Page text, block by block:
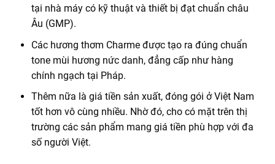
tại nhà máy có kỹ thuật và thiết bị đạt chuẩn châu
Âu (GMP).
Các hương thơm Charme được tạo ra đúng chuẩn
tone mùi hương nức danh, đẳng cấp như hàng
chính ngạch tại Pháp.
Thêm nữa là giá tiền sản xuất, đóng gói ở Việt Nam
tốt hơn vô cùng nhiều. Nhờ đó, cho có mặt trên thị
trường các sản phẩm mang giá tiền phù hợp với đa
số người Việt.